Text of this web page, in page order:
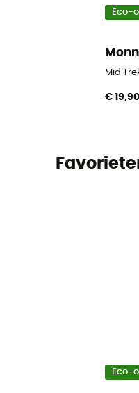
Eco-
Mid
€ 19,90
Eco-